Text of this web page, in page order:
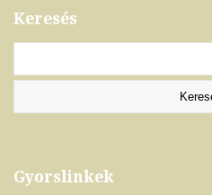
Keresés
Gyorslinkek